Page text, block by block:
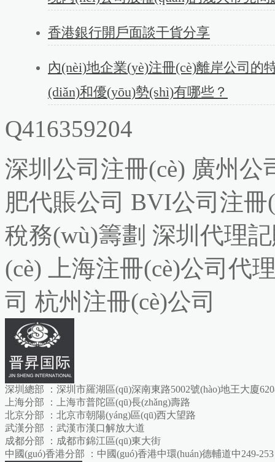
香港銀行開戶面談干貨分享
內(nèi)地企業(yè)注冊(cè)離岸公司的
(diǎn)和優(yōu)勢(shì)有哪些？
Q416359204
深圳公司注冊(cè) 廣州公
肥代賬公司 BVI公司注冊
稅務(wù)籌劃 深圳代理
(cè)
上海注冊(cè)公司代
司 杭州注冊(cè)公司
深圳總部 ：深圳市羅湖區(qū)深南東路5002號(hào)地王大廈
上海分部 ：上海市普陀區(qū)長(zhǎng)壽路
北京分部 ：北京市朝陽(yáng)區(qū)西大望路
武漢分部 ：武漢市漢口解放大道
成都分部 ：成都市錦江區(qū)東大街
中國(guó)香港分部 ：中國(guó)香港中環(huán)德輔道中249-253